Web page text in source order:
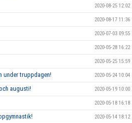
2020-08-25 12:02
2020-08-17 11:36
2020-07-03 09:55
2020-05-28 16:22
2020-05-25 15:59
under truppdagen! 2020-05-24 10:04
augusti! 2020-05-19 10:00
2020-05-18 16:18
2020-05-14 18:12